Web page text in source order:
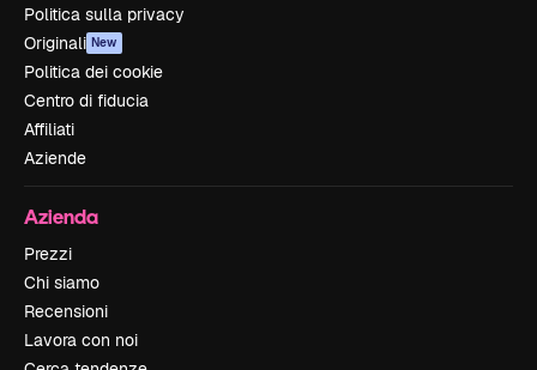
Politica sulla privacy
Originali New
Politica dei cookie
Centro di fiducia
Affiliati
Aziende
Azienda
Prezzi
Chi siamo
Recensioni
Lavora con noi